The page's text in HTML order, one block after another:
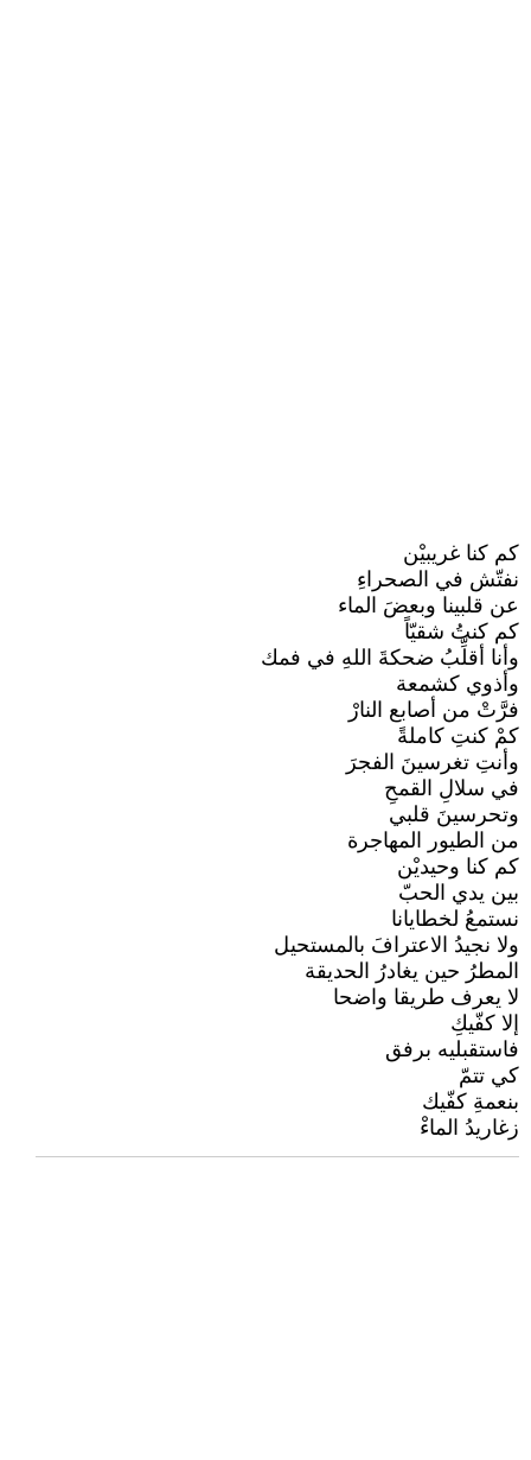
كم كنا غريبيْن
نفتّش في الصحراءِ
عن قلبينا وبعضَ الماء
كم كنتُ شقيّاً
وأنا أقلِّبُ ضحكةَ اللهِ في فمك
وأذوي كشمعة
فرَّتْ من أصابع النارْ
كمْ كنتِ كاملةً
وأنتِ تغرسينَ الفجرَ
في سلالِ القمحِ
وتحرسينَ قلبي
من الطيور المهاجرة
كم كنا وحيديْن
بين يدي الحبّ
نستمعُ لخطايانا
ولا نجيدُ الاعترافَ بالمستحيل
المطرُ حين يغادرُ الحديقة
لا يعرف طريقا واضحا
إلا كفّيكِ
فاستقبليه برفق
كي تتمّ
بنعمةِ كفّيك
زغاريدُ الماءْ